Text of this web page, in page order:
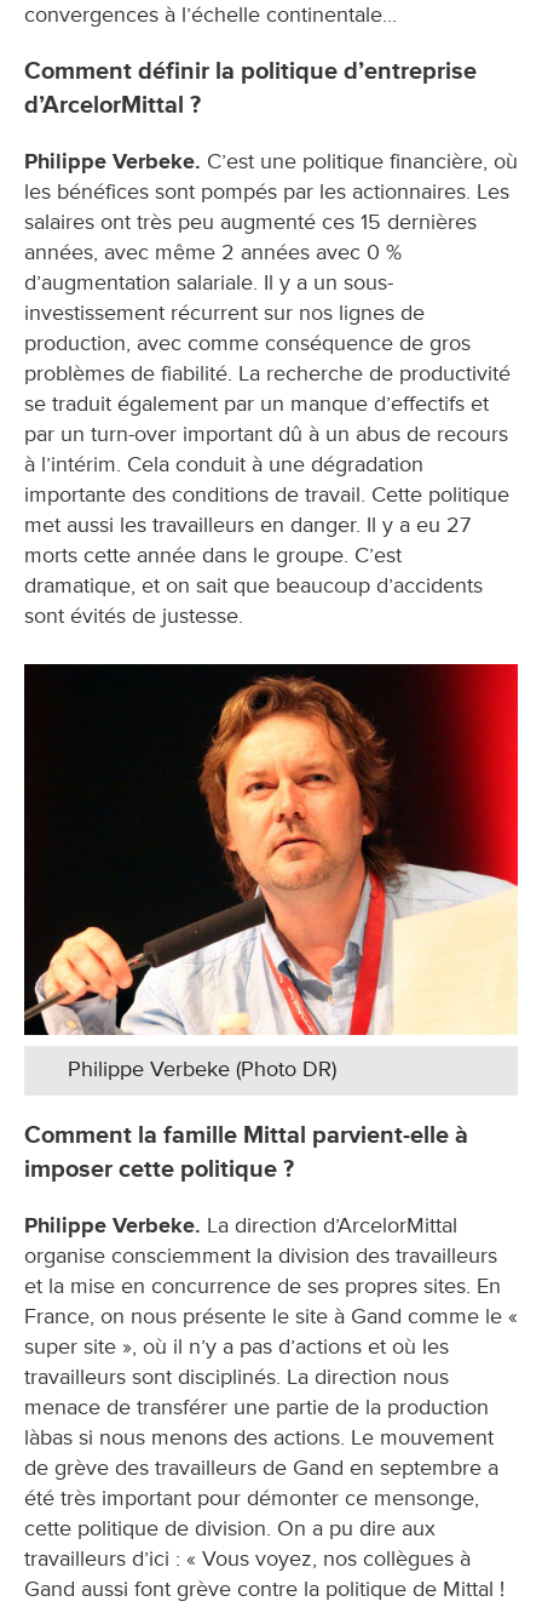
convergences à l’échelle continentale...
Comment définir la politique d’entreprise
d’ArcelorMittal ?
Philippe Verbeke. C’est une politique financière, où
les bénéfices sont pompés par les actionnaires. Les
salaires ont très peu augmenté ces 15 dernières
années, avec même 2 années avec 0 %
d’augmentation salariale. Il y a un sous-
investissement récurrent sur nos lignes de
production, avec comme conséquence de gros
problèmes de fiabilité. La recherche de productivité
se traduit également par un manque d’effectifs et
par un turn-over important dû à un abus de recours
à l’intérim. Cela conduit à une dégradation
importante des conditions de travail. Cette politique
met aussi les travailleurs en danger. Il y a eu 27
morts cette année dans le groupe. C’est
dramatique, et on sait que beaucoup d’accidents
sont évités de justesse.
Philippe Verbeke (Photo DR)
Comment la famille Mittal parvient-elle à
imposer cette politique ?
Philippe Verbeke. La direction d’ArcelorMittal
organise consciemment la division des travailleurs
et la mise en concurrence de ses propres sites. En
France, on nous présente le site à Gand comme le «
super site », où il n’y a pas d’actions et où les
travailleurs sont disciplinés. La direction nous
menace de transférer une partie de la production
làbas si nous menons des actions. Le mouvement
de grève des travailleurs de Gand en septembre a
été très important pour démonter ce mensonge,
cette politique de division. On a pu dire aux
travailleurs d’ici : « Vous voyez, nos collègues à
Gand aussi font grève contre la politique de Mittal !